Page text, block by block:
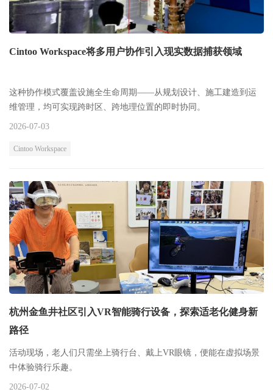
Cintoo Workspace将多用户协作引入现实数据捕获领域
这种协作模式覆盖设施全生命周期——从规划设计、施工建造到运
维管理，均可实现跨时区、跨地理位置的即时协同。
2026-07-03
Cintoo Workspace
杭州金鱼井社区引入VR智能骑行设备，探索适老化健身新
路径
活动现场，老人们只需坐上骑行台、戴上VR眼镜，便能在虚拟场景
中体验骑行乐趣。
2026-07-02